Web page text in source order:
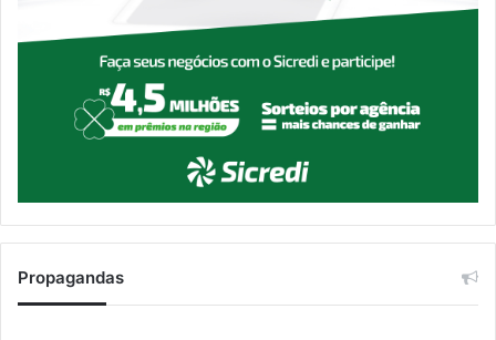
Propagandas